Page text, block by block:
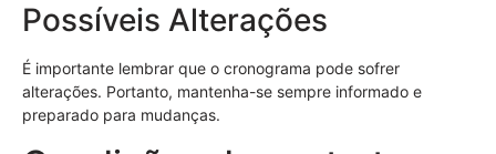
Possíveis Alterações
É importante lembrar que o cronograma pode sofrer
alterações. Portanto, mantenha-se sempre informado e
preparado para mudanças.